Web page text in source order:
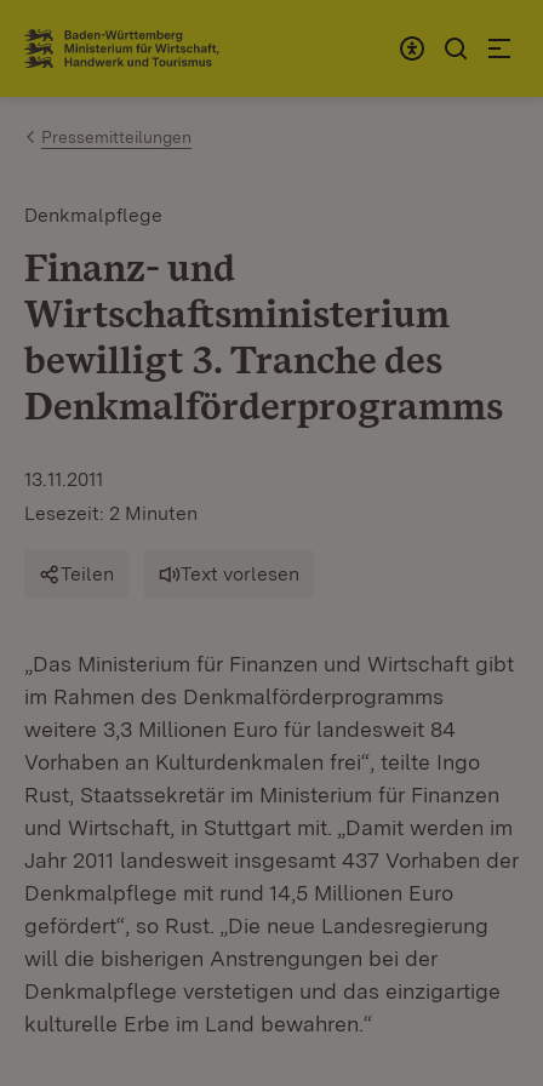
Zum Inhalt springen
Link zur Startseite
Pressemitteilungen
Denkmalpflege
Finanz- und
Wirtschaftsministerium
bewilligt 3. Tranche des
Denkmalförderprogramms
13.11.2011
Lesezeit: 2 Minuten
Teilen Text vorlesen
„Das Ministerium für Finanzen und Wirtschaft gibt
im Rahmen des Denkmalförderprogramms
weitere 3,3 Millionen Euro für landesweit 84
Vorhaben an Kulturdenkmalen frei“, teilte Ingo
Rust, Staatssekretär im Ministerium für Finanzen
und Wirtschaft, in Stuttgart mit. „Damit werden im
Jahr 2011 landesweit insgesamt 437 Vorhaben der
Denkmalpflege mit rund 14,5 Millionen Euro
gefördert“, so Rust. „Die neue Landesregierung
will die bisherigen Anstrengungen bei der
Denkmalpflege verstetigen und das einzigartige
kulturelle Erbe im Land bewahren.“